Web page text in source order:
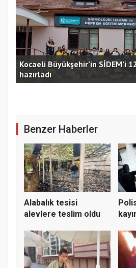
Kocaeli Büyükşehir’in SİDEM’i
hazırladı
Benzer Haberler
Alabalık tesisi
alevlere teslim oldu